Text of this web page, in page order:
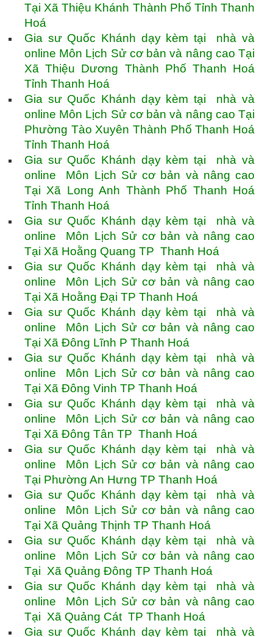
Tại Xã Thiệu Khánh Thành Phố Tỉnh Thanh
Hoá
Gia sư Quốc Khánh dạy kèm tại nhà và
online Môn Lịch Sử cơ bản và nâng cao Tại
Xã Thiệu Dương Thành Phố Thanh Hoá
Tỉnh Thanh Hoá
Gia sư Quốc Khánh dạy kèm tại nhà và
online Môn Lịch Sử cơ bản và nâng cao Tại
Phường Tào Xuyên Thành Phố Thanh Hoá
Tỉnh Thanh Hoá
Gia sư Quốc Khánh dạy kèm tại nhà và
online Môn Lịch Sử cơ bản và nâng cao
Tại Xã Long Anh Thành Phố Thanh Hoá
Tỉnh Thanh Hoá
Gia sư Quốc Khánh dạy kèm tại nhà và
online Môn Lịch Sử cơ bản và nâng cao
Tại Xã Hoằng Quang TP Thanh Hoá
Gia sư Quốc Khánh dạy kèm tại nhà và
online Môn Lịch Sử cơ bản và nâng cao
Tại Xã Hoằng Đại TP Thanh Hoá
Gia sư Quốc Khánh dạy kèm tại nhà và
online Môn Lịch Sử cơ bản và nâng cao
Tại Xã Đông Lĩnh P Thanh Hoá
Gia sư Quốc Khánh dạy kèm tại nhà và
online Môn Lịch Sử cơ bản và nâng cao
Tại Xã Đông Vinh TP Thanh Hoá
Gia sư Quốc Khánh dạy kèm tại nhà và
online Môn Lịch Sử cơ bản và nâng cao
Tại Xã Đông Tân TP Thanh Hoá
Gia sư Quốc Khánh dạy kèm tại nhà và
online Môn Lịch Sử cơ bản và nâng cao
Tại Phường An Hưng TP Thanh Hoá
Gia sư Quốc Khánh dạy kèm tại nhà và
online Môn Lịch Sử cơ bản và nâng cao
Tại Xã Quảng Thịnh TP Thanh Hoá
Gia sư Quốc Khánh dạy kèm tại nhà và
online Môn Lịch Sử cơ bản và nâng cao
Tại Xã Quảng Đông TP Thanh Hoá
Gia sư Quốc Khánh dạy kèm tại nhà và
online Môn Lịch Sử cơ bản và nâng cao
Tại Xã Quảng Cát TP Thanh Hoá
Gia sư Quốc Khánh dạy kèm tại nhà và